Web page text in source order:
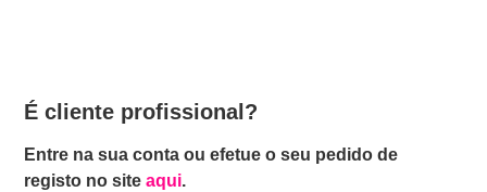
É cliente profissional?
Entre na sua conta ou efetue o seu pedido de
registo no siteaqui.